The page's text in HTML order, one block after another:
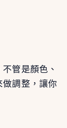
管是顏色、
調整，讓你